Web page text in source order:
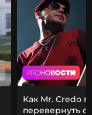
Как Mr. Credo
перевернуть